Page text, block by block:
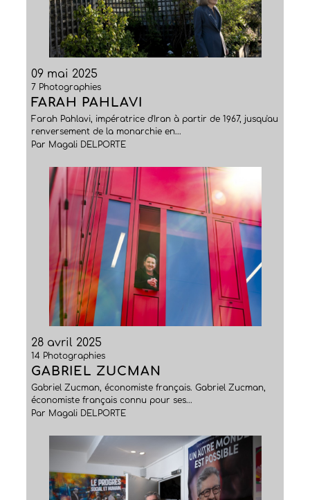
09 mai 2025
7 Photographies
FARAH PAHLAVI
Farah Pahlavi, impératrice d'Iran à partir de 1967, jusqu'au
renversement de la monarchie en...
Par Magali DELPORTE
28 avril 2025
14 Photographies
GABRIEL ZUCMAN
Gabriel Zucman, économiste français. Gabriel Zucman,
économiste français connu pour ses...
Par Magali DELPORTE